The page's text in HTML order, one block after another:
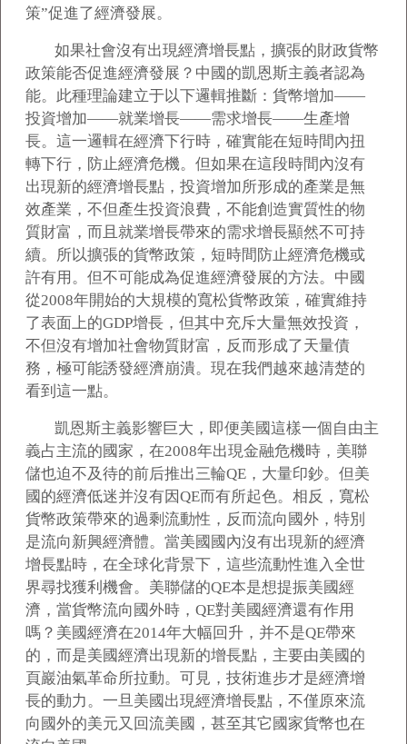
策”促進了經濟發展。
如果社會沒有出現經濟增長點，擴張的財政貨幣
政策能否促進經濟發展？中國的凱恩斯主義者認為
能。此種理論建立于以下邏輯推斷：貨幣增加——
投資增加——就業增長——需求增長——生產增
長。這一邏輯在經濟下行時，確實能在短時間內扭
轉下行，防止經濟危機。但如果在這段時間內沒有
出現新的經濟增長點，投資增加所形成的產業是無
效產業，不但產生投資浪費，不能創造實質性的物
質財富，而且就業增長帶來的需求增長顯然不可持
續。所以擴張的貨幣政策，短時間防止經濟危機或
許有用。但不可能成為促進經濟發展的方法。中國
從2008年開始的大規模的寬松貨幣政策，確實維持
了表面上的GDP增長，但其中充斥大量無效投資，
不但沒有增加社會物質財富，反而形成了天量債
務，極可能誘發經濟崩潰。現在我們越來越清楚的
看到這一點。
凱恩斯主義影響巨大，即便美國這樣一個自由主
義占主流的國家，在2008年出現金融危機時，美聯
儲也迫不及待的前后推出三輪QE，大量印鈔。但美
國的經濟低迷并沒有因QE而有所起色。相反，寬松
貨幣政策帶來的過剩流動性，反而流向國外，特別
是流向新興經濟體。當美國國內沒有出現新的經濟
增長點時，在全球化背景下，這些流動性進入全世
界尋找獲利機會。美聯儲的QE本是想提振美國經
濟，當貨幣流向國外時，QE對美國經濟還有作用
嗎？美國經濟在2014年大幅回升，并不是QE帶來
的，而是美國經濟出現新的增長點，主要由美國的
頁巖油氣革命所拉動。可見，技術進步才是經濟增
長的動力。一旦美國出現經濟增長點，不僅原來流
向國外的美元又回流美國，甚至其它國家貨幣也在